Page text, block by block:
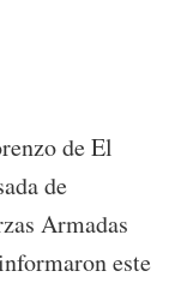
de El
de
Armadas
este